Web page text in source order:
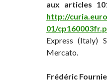
aux articles
http://
01/
Express (Italy)
Mercato.
Frédéric